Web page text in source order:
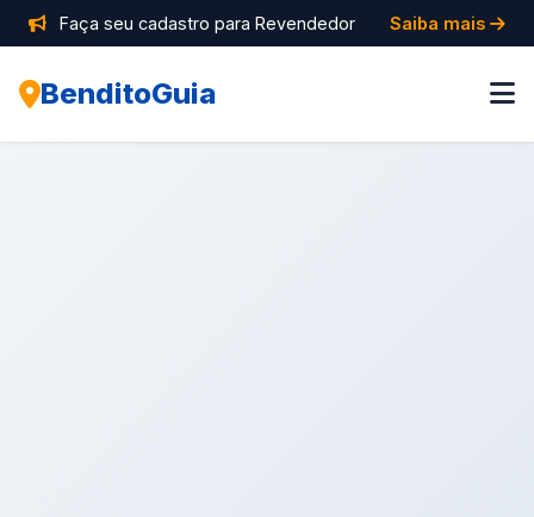
Faça seu cadastro para Revendedor Saiba mais
BenditoGuia